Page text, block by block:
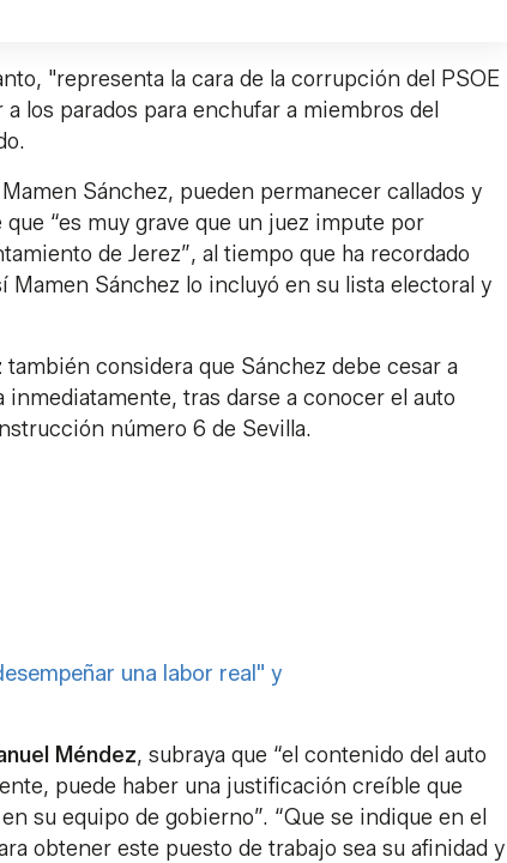
"representa la cara de la corrupción del PSOE
los parados para enchufar a miembros del
Sánchez, pueden permanecer callados y
“es muy grave que un juez impute por
de Jerez”, al tiempo que ha recordado
Mamen Sánchez lo incluyó en su lista electoral y
también considera que Sánchez debe cesar a
tras darse a conocer el auto
número 6 de Sevilla.
una labor real" y
Méndez, subraya que “el contenido del auto
puede haber una justificación creíble que
su equipo de gobierno”. “Que se indique en el
obtener este puesto de trabajo sea su afinidad y